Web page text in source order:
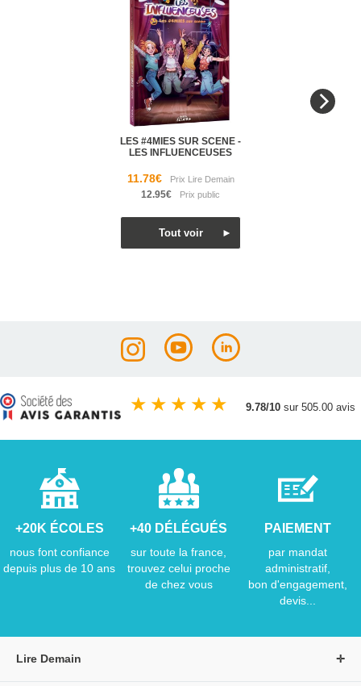
LES #4MIES SUR SCENE -
LES INFLUENCEUSES
11.78€
12.95€
★ ★ ★ ★ ★ 9.78/10 sur 505.00 avis
+20K ÉCOLES
nous font confiance
depuis plus de 10 ans
+40 DÉLÉGUÉS
sur toute la france,
trouvez celui proche
de chez vous
PAIEMENT
par mandat
administratif,
bon d'engagement,
devis...
Lire Demain